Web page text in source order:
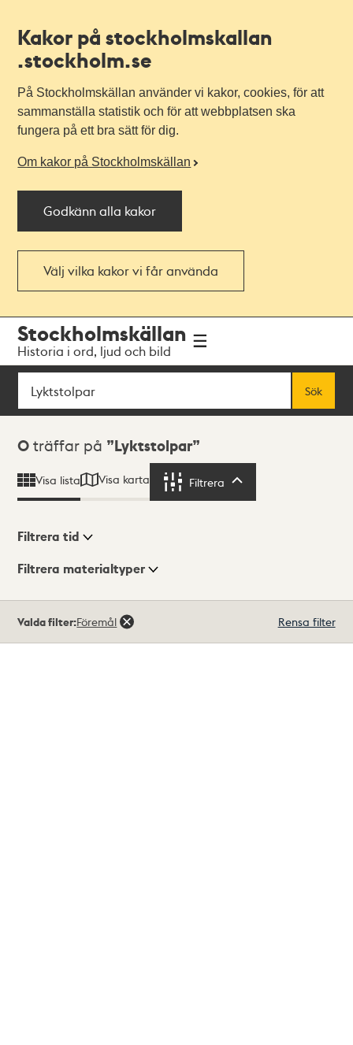
Kakor på stockholmskallan
.stockholm.se
På Stockholmskällan använder vi kakor, cookies, för att
sammanställa statistik och för att webbplatsen ska
fungera på ett bra sätt för dig.
Om kakor på Stockholmskällan
Godkänn alla kakor
Välj vilka kakor vi får använda
navigationen
huvudinnehållet
Stockholmskällan
Historia i ord, ljud och bild
Sök
Sök
Sökresultat
0 träffar på Lyktstolpar
Visa lista Visa karta Filtrera
Visningsläge
Filtrera tid
Filtrera materialtyper
träffar
Valda filter:Föremål Rensa filter